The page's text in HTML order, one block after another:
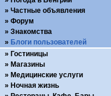
Частные объявления
Форум
Знакомства
Блоги пользователей
Гостиницы
Магазины
Медицинские услуги
Ночная жизнь